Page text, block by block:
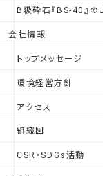
B級砕石『BS-40』の
会社情報
トップメッセージ
環境経営方針
アクセス
組織図
CSR・SDGs活動